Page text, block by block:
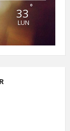
33 °
LUN